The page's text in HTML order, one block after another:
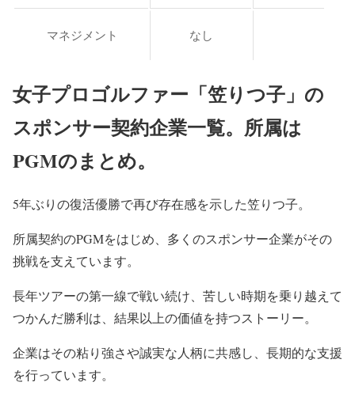
マネジメント なし
女子プロゴルファー「笠りつ子」の
スポンサー契約企業一覧。所属は
PGMのまとめ。
5年ぶりの復活優勝で再び存在感を示した笠りつ子。
所属契約のPGMをはじめ、多くのスポンサー企業がその
挑戦を支えています。
長年ツアーの第一線で戦い続け、苦しい時期を乗り越えて
つかんだ勝利は、結果以上の価値を持つストーリー。
企業はその粘り強さや誠実な人柄に共感し、長期的な支援
を行っています。